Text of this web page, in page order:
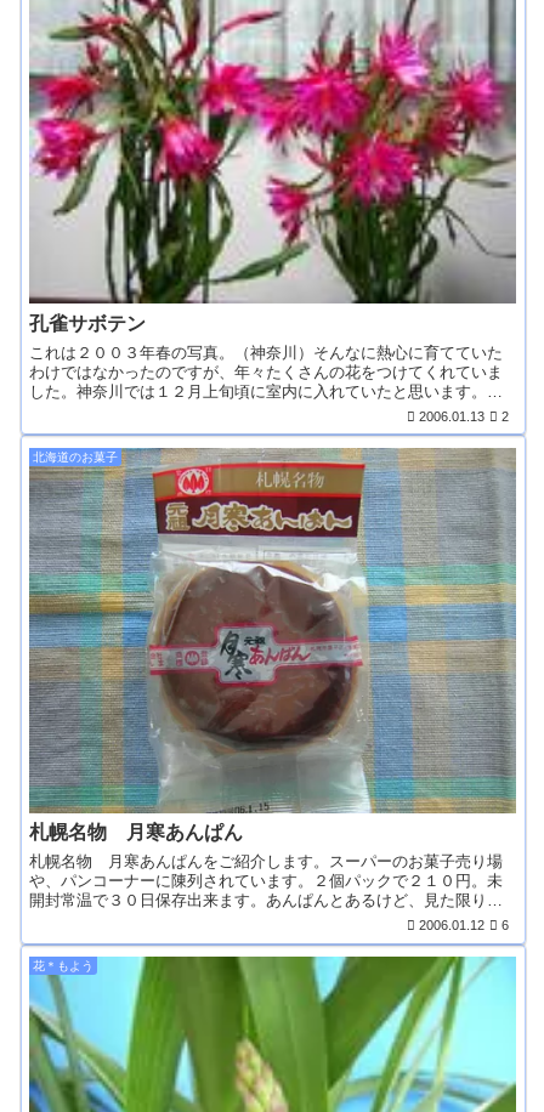
孔雀サボテン
これは２００３年春の写真。（神奈川）そんなに熱心に育てていた
わけではなかったのですが、年々たくさんの花をつけてくれていま
した。神奈川では１２月上旬頃に室内に入れていたと思います。
2006.01.13 2
北海道のお菓子
札幌名物 月寒あんぱん
札幌名物 月寒あんぱんをご紹介します。スーパーのお菓子売り場
や、パンコーナーに陳列されています。２個パックで２１０円。未
開封常温で３０日保存出来ます。あんぱんとあるけど、見た限り
2006.01.12 6
花＊もよう